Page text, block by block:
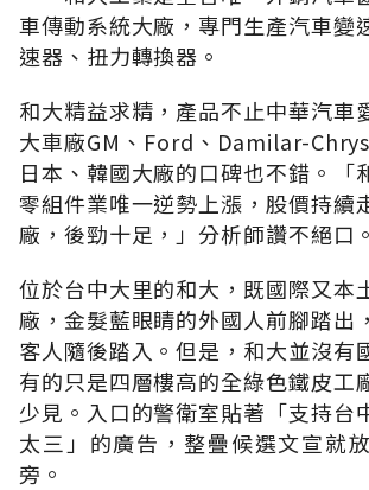
車傳動系統大廠，專門生產汽車變
速器、扭力轉換器。
和大精益求精，產品不止中華汽車
大車廠GM、Ford、Damilar-
日本、韓國大廠的口碑也不錯。「
零組件業唯一逆勢上漲，股價持續
廠，後勁十足，」分析師讚不絕口。
位於台中大里的和大，既國際又本
廠，金髮藍眼睛的外國人前腳踏出
客人隨後踏入。但是，和大並沒有
有的只是四層樓高的全綠色鐵皮工
少見。入口的警衛室貼著「支持台
太三」的廣告，整疊候選文宣就
旁。